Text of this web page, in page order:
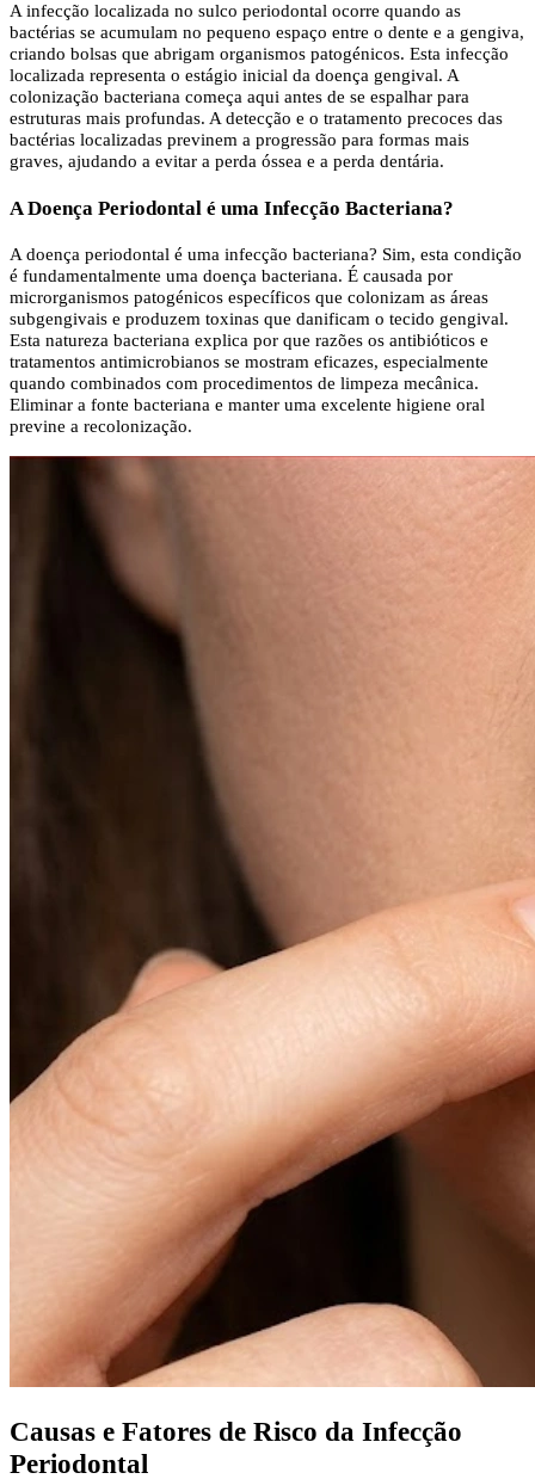
A infecção localizada no sulco periodontal ocorre quando as
bactérias se acumulam no pequeno espaço entre o dente e a gengiva,
criando bolsas que abrigam organismos patogénicos. Esta infecção
localizada representa o estágio inicial da doença gengival. A
colonização bacteriana começa aqui antes de se espalhar para
estruturas mais profundas. A detecção e o tratamento precoces das
bactérias localizadas previnem a progressão para formas mais
graves, ajudando a evitar a perda óssea e a perda dentária.
A Doença Periodontal é uma Infecção Bacteriana?
A doença periodontal é uma infecção bacteriana? Sim, esta condição
é fundamentalmente uma doença bacteriana. É causada por
microrganismos patogénicos específicos que colonizam as áreas
subgengivais e produzem toxinas que danificam o tecido gengival.
Esta natureza bacteriana explica por que razões os antibióticos e
tratamentos antimicrobianos se mostram eficazes, especialmente
quando combinados com procedimentos de limpeza mecânica.
Eliminar a fonte bacteriana e manter uma excelente higiene oral
previne a recolonização.
Causas e Fatores de Risco da Infecção
Periodontal